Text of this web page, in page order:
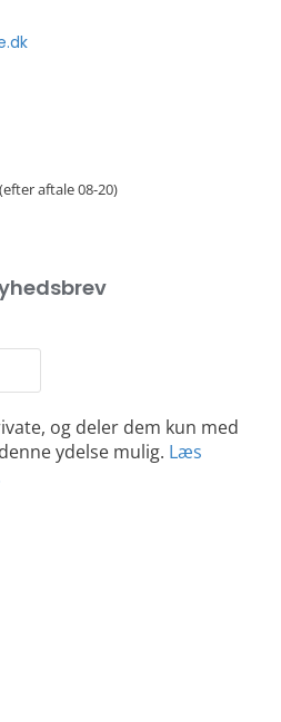
aftale 08-20)
og deler dem kun med
ydelse mulig. Læs